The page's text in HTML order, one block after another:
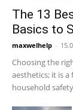
The 13
Basics to
maxwelhelp -
Choosing the
aesthetics; it is
household